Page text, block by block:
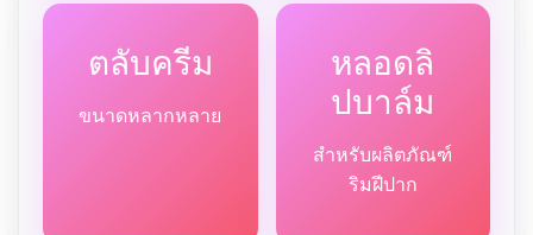
ตลับครีม
ขนาดหลากหลาย
หลอดลิ
ปบาล์ม
สำหรับผลิตภัณฑ์
ริมฝีปาก